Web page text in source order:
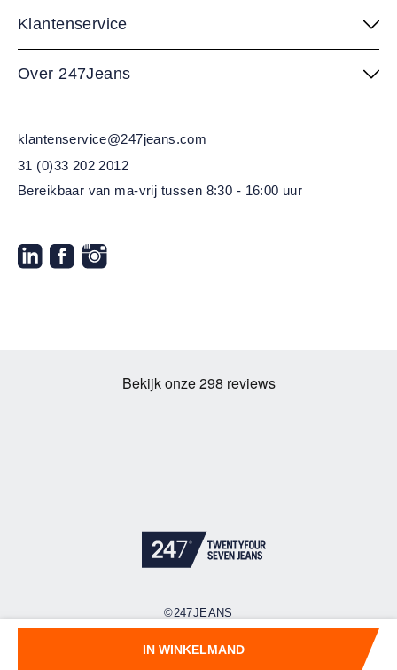
IN WINKELMAND
Klantenservice
Over 247Jeans
klantenservice@247jeans.com
31 (0)33 202 2012
Bereikbaar van ma-vrij tussen 8:30 - 16:00 uur
©247JEANS